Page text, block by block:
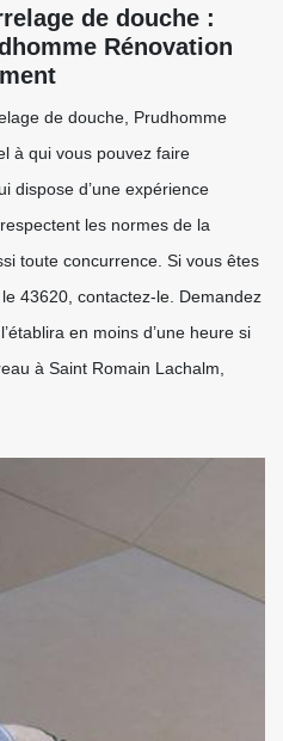
de douche :
Rénovation
de douche, Prudhomme
à qui vous pouvez faire
dispose d’une expérience
les normes de la
toute concurrence. Si vous êtes
43620, contactez-le. Demandez
en moins d’une heure si
à Saint Romain Lachalm,